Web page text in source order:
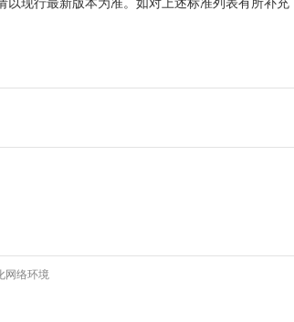
以现行最新版本为准。如对上述标准列表有所补
网络环境